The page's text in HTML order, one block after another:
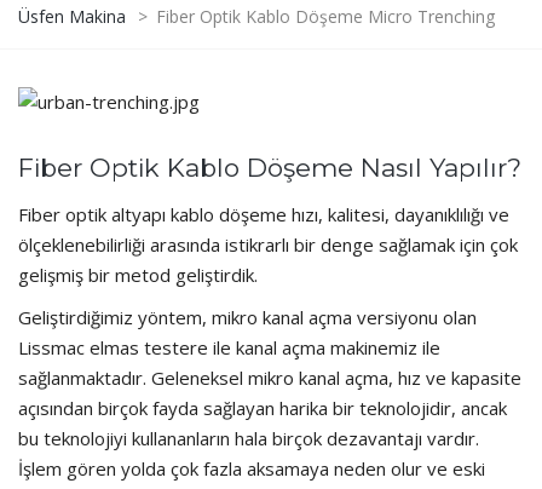
Üsfen Makina > Fiber Optik Kablo Döşeme Micro Trenching
Fiber Optik Kablo Döşeme Nasıl Yapılır?
Fiber optik altyapı kablo döşeme hızı, kalitesi, dayanıklılığı ve
ölçeklenebilirliği arasında istikrarlı bir denge sağlamak için çok
gelişmiş bir metod geliştirdik.
Geliştirdiğimiz yöntem, mikro kanal açma versiyonu olan
Lissmac elmas testere ile kanal açma makinemiz ile
sağlanmaktadır. Geleneksel mikro kanal açma, hız ve kapasite
açısından birçok fayda sağlayan harika bir teknolojidir, ancak
bu teknolojiyi kullananların hala birçok dezavantajı vardır.
İşlem gören yolda çok fazla aksamaya neden olur ve eski